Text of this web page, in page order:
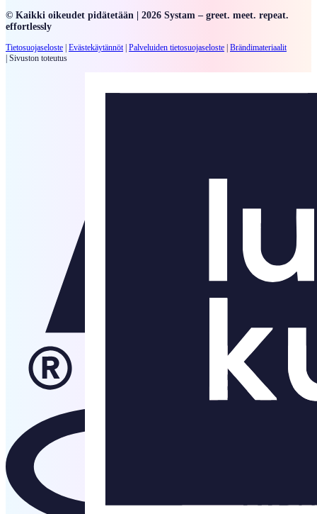
© Kaikki oikeudet pidätetään | 2026 Systam – greet. meet. repeat.
effortlessly
Tietosuojaseloste | Evästekäytännöt | Palveluiden tietosuojaseloste | Brändimateriaalit
| Sivuston toteutus